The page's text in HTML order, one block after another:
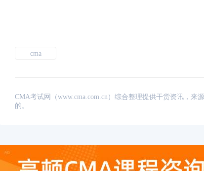
cma
CMA考试网（www.cma.com.cn）综合整理提供干货资讯，
的。